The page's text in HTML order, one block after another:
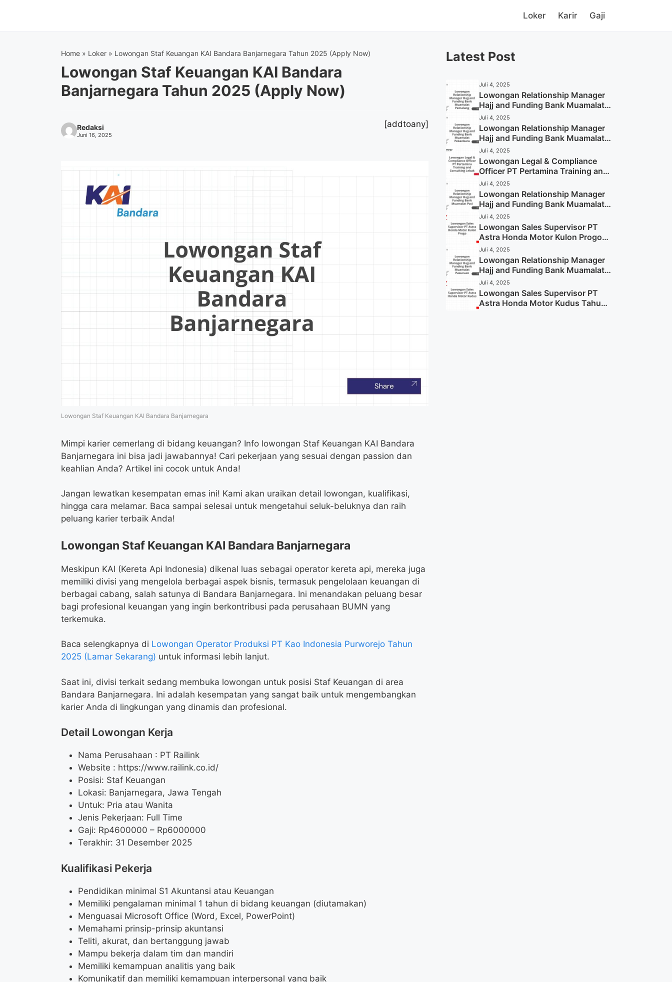
Loker Karir Gaji
Home » Loker » Lowongan Staf Keuangan KAI Bandara Banjarnegara Tahun 2025 (Apply Now)
Lowongan Staf Keuangan KAI Bandara
Banjarnegara Tahun 2025 (Apply Now)
Redaksi
Juni 16, 2025
[addtoany]
Lowongan Staf Keuangan KAI Bandara Banjarnegara
Mimpi karier cemerlang di bidang keuangan? Info lowongan Staf Keuangan KAI Bandara
Banjarnegara ini bisa jadi jawabannya! Cari pekerjaan yang sesuai dengan passion dan
keahlian Anda? Artikel ini cocok untuk Anda!
Jangan lewatkan kesempatan emas ini! Kami akan uraikan detail lowongan, kualifikasi,
hingga cara melamar. Baca sampai selesai untuk mengetahui seluk-beluknya dan raih
peluang karier terbaik Anda!
Lowongan Staf Keuangan KAI Bandara Banjarnegara
Meskipun KAI (Kereta Api Indonesia) dikenal luas sebagai operator kereta api, mereka juga
memiliki divisi yang mengelola berbagai aspek bisnis, termasuk pengelolaan keuangan di
berbagai cabang, salah satunya di Bandara Banjarnegara. Ini menandakan peluang besar
bagi profesional keuangan yang ingin berkontribusi pada perusahaan BUMN yang
terkemuka.
Baca selengkapnya di Lowongan Operator Produksi PT Kao Indonesia Purworejo Tahun
2025 (Lamar Sekarang) untuk informasi lebih lanjut.
Saat ini, divisi terkait sedang membuka lowongan untuk posisi Staf Keuangan di area
Bandara Banjarnegara. Ini adalah kesempatan yang sangat baik untuk mengembangkan
karier Anda di lingkungan yang dinamis dan profesional.
Detail Lowongan Kerja
Nama Perusahaan : PT Railink
Website : https://www.railink.co.id/
Posisi: Staf Keuangan
Lokasi: Banjarnegara, Jawa Tengah
Untuk: Pria atau Wanita
Jenis Pekerjaan: Full Time
Gaji: Rp4600000 – Rp6000000
Terakhir: 31 Desember 2025
Kualifikasi Pekerja
Pendidikan minimal S1 Akuntansi atau Keuangan
Memiliki pengalaman minimal 1 tahun di bidang keuangan (diutamakan)
Menguasai Microsoft Office (Word, Excel, PowerPoint)
Memahami prinsip-prinsip akuntansi
Teliti, akurat, dan bertanggung jawab
Mampu bekerja dalam tim dan mandiri
Memiliki kemampuan analitis yang baik
Komunikatif dan memiliki kemampuan interpersonal yang baik
Latest Post
Juli 4, 2025
Lowongan Relationship Manager
Hajj and Funding Bank Muamalat
Pemalang Tahun 2025
Juli 4, 2025
Lowongan Relationship Manager
Hajj and Funding Bank Muamalat
Pekanbaru Tahun 2025 (Apply
Now)
Juli 4, 2025
Lowongan Legal & Compliance
Officer PT Pertamina Training and
Consulting Lebak Tahun 2025
(Apply Now)
Juli 4, 2025
Lowongan Relationship Manager
Hajj and Funding Bank Muamalat
Pati Tahun 2025 (Lamar
Sekarang)
Juli 4, 2025
Lowongan Sales Supervisor PT
Astra Honda Motor Kulon Progo
Tahun 2025 (Resmi)
Juli 4, 2025
Lowongan Relationship Manager
Hajj and Funding Bank Muamalat
Pasuruan Tahun 2025 (Apply
Now)
Juli 4, 2025
Lowongan Sales Supervisor PT
Astra Honda Motor Kudus Tahun